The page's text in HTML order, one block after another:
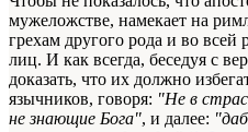
мужеложстве, намекает на
грехам другого рода и во всей
лиц. И как всегда, беседуя с
доказать, что их должно
язычников, говоря: "Не в
не знающие Бога", и далее: